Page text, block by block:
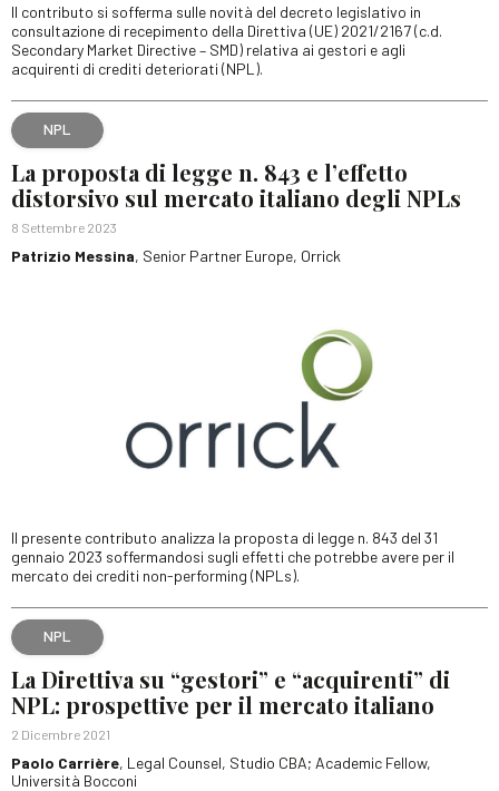
Il contributo si sofferma sulle novità del decreto legislativo in
consultazione di recepimento della Direttiva (UE) 2021/2167 (c.d.
Secondary Market Directive – SMD) relativa ai gestori e agli
acquirenti di crediti deteriorati (NPL).
NPL
La proposta di legge n. 843 e l’effetto
distorsivo sul mercato italiano degli NPLs
8 Settembre 2023
Patrizio Messina, Senior Partner Europe, Orrick
Il presente contributo analizza la proposta di legge n. 843 del 31
gennaio 2023 soffermandosi sugli effetti che potrebbe avere per il
mercato dei crediti non-performing (NPLs).
NPL
La Direttiva su “gestori” e “acquirenti” di
NPL: prospettive per il mercato italiano
2 Dicembre 2021
Paolo Carrière, Legal Counsel, Studio CBA; Academic Fellow,
Università Bocconi